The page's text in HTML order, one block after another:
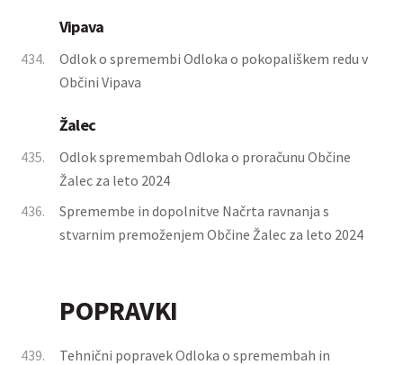
Vipava
434.
Odlok o spremembi Odloka o pokopališkem redu v
Občini Vipava
Žalec
435.
Odlok spremembah Odloka o proračunu Občine
Žalec za leto 2024
436.
Spremembe in dopolnitve Načrta ravnanja s
stvarnim premoženjem Občine Žalec za leto 2024
POPRAVKI
439.
Tehnični popravek Odloka o spremembah in